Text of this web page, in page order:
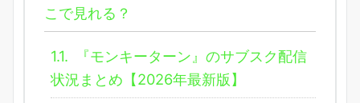
こで見れる？
1.1.
『モンキーターン』のサブスク配信
状況まとめ【2026年最新版】